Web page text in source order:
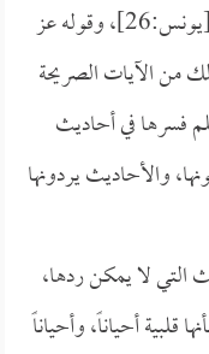
[يونس:26]، وقوله عز
من الآيات الصريحة
فسرها في أحاديث
والأحاديث يردونها
لا يمكن ردها،
أحياناً، وأحياناً